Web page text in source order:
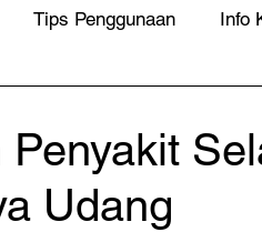
Tips Penggunaan Info
Udang